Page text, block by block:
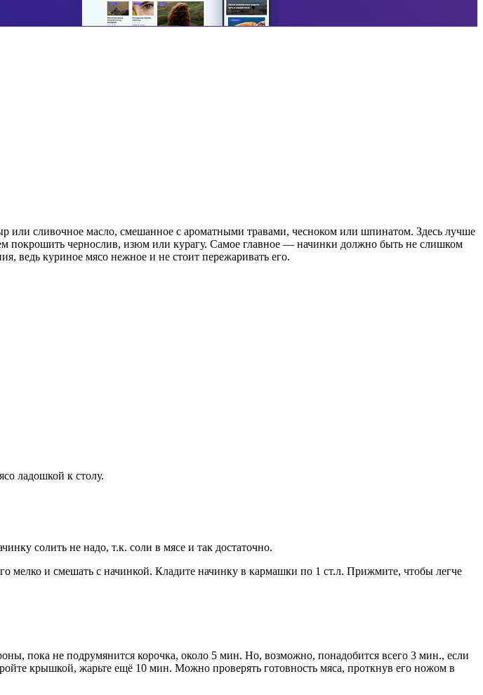
сливочное масло, смешанное с ароматными травами, чесноком или шпинатом. Здесь лучше
покрошить чернослив, изюм или курагу. Самое главное — начинки должно быть не слишком
ведь куриное мясо нежное и не стоит пережаривать его.
ладошкой к столу.
солить не надо, т.к. соли в мясе и так достаточно.
мелко и смешать с начинкой. Кладите начинку в кармашки по 1 ст.л. Прижмите, чтобы легче
пока не подрумянится корочка, около 5 мин. Но, возможно, понадобится всего 3 мин., если
крышкой, жарьте ещё 10 мин. Можно проверять готовность мяса, проткнув его ножом в